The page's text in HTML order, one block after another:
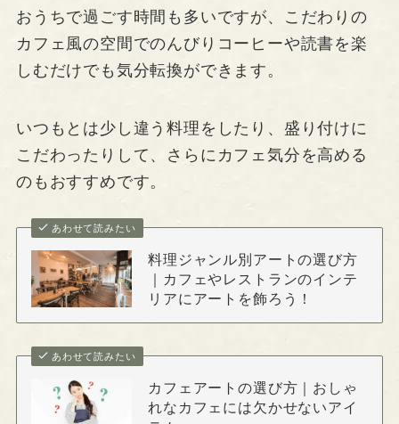
おうちで過ごす時間も多いですが、こだわりの
カフェ風の空間でのんびりコーヒーや読書を楽
しむだけでも気分転換ができます。
いつもとは少し違う料理をしたり、盛り付けに
こだわったりして、さらにカフェ気分を高める
のもおすすめです。
あわせて読みたい
料理ジャンル別アートの選び方
｜カフェやレストランのインテ
リアにアートを飾ろう！
あわせて読みたい
カフェアートの選び方｜おしゃ
れなカフェには欠かせないアイ